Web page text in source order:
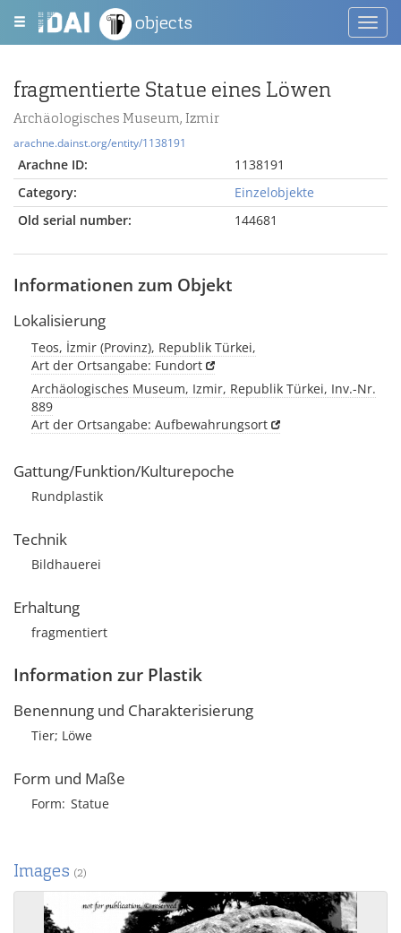
objects
fragmentierte Statue eines Löwen
Archäologisches Museum, Izmir
arachne.dainst.org/entity/1138191
Arachne ID:
1138191
Category:
Einzelobjekte
Old serial number:
144681
Informationen zum Objekt
Lokalisierung
Teos, İzmir (Provinz), Republik Türkei,
Art der Ortsangabe: Fundort
Archäologisches Museum, Izmir, Republik Türkei, Inv.-Nr.
889
Art der Ortsangabe: Aufbewahrungsort
Gattung/Funktion/Kulturepoche
Rundplastik
Technik
Bildhauerei
Erhaltung
fragmentiert
Information zur Plastik
Benennung und Charakterisierung
Tier; Löwe
Form und Maße
Form Statue
Images (2)